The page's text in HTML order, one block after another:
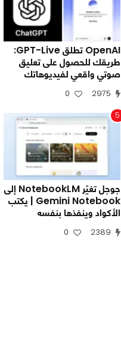
OpenAI تطلق GPT-Live:
طريقك للحصول على تعليق
صوتي واقعي لفيديوهاتك
2975
0
5
جوجل تغيّر NotebookLM إلى
Gemini Notebook | يكتب
الأكواد وينفذها بنفسه
2389
0